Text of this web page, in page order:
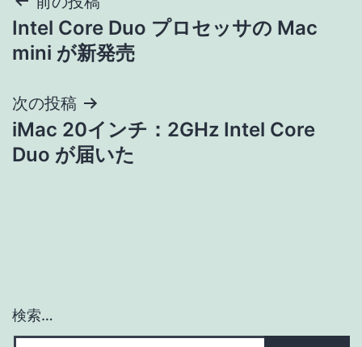
稿
ビ
ゲ
ン
Intel Core Duo プロセッサの Mac
mini が新発売
次の投稿
iMac 20インチ：2GHz Intel Core
Duo が届いた
検索…